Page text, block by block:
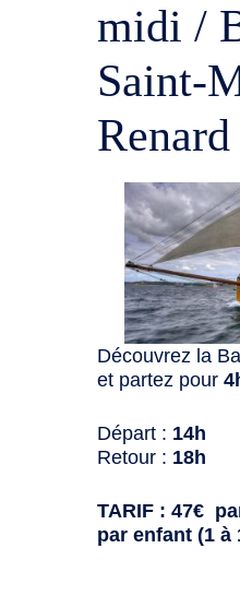
midi /
Saint-
Renard
Découvrez la
et partez pour
Départ : 14h
Retour : 18h
TARIF : 47€
par enfant (1 à